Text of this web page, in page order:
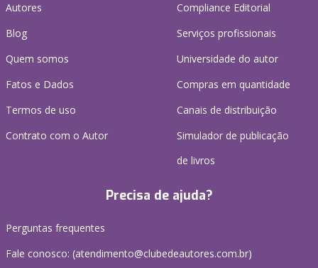
Autores
Blog
Quem somos
Fatos e Dados
Termos de uso
Contrato com o Autor
Compliance Editorial
Serviços profissionais
Universidade do autor
Compras em quantidade
Canais de distribuição
Simulador de publicação
de livros
Precisa de ajuda?
Perguntas frequentes
Fale conosco: (atendimento@clubedeautores.com.br)